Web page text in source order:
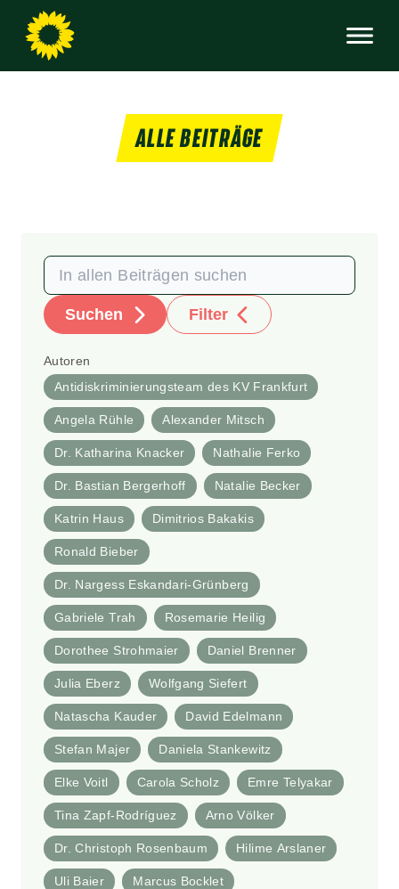
ALLE BEITRÄGE
Suchen Filter
Autoren
Antidiskriminierungsteam des KV Frankfurt
Angela Rühle Alexander Mitsch
Dr. Katharina Knacker Nathalie Ferko
Dr. Bastian Bergerhoff Natalie Becker
Katrin Haus Dimitrios Bakakis
Ronald Bieber
Dr. Nargess Eskandari-Grünberg
Gabriele Trah Rosemarie Heilig
Dorothee Strohmaier Daniel Brenner
Julia Eberz Wolfgang Siefert
Natascha Kauder David Edelmann
Stefan Majer Daniela Stankewitz
Elke Voitl Carola Scholz Emre Telyakar
Tina Zapf-Rodríguez Arno Völker
Dr. Christoph Rosenbaum Hilime Arslaner
Uli Baier Marcus Bocklet